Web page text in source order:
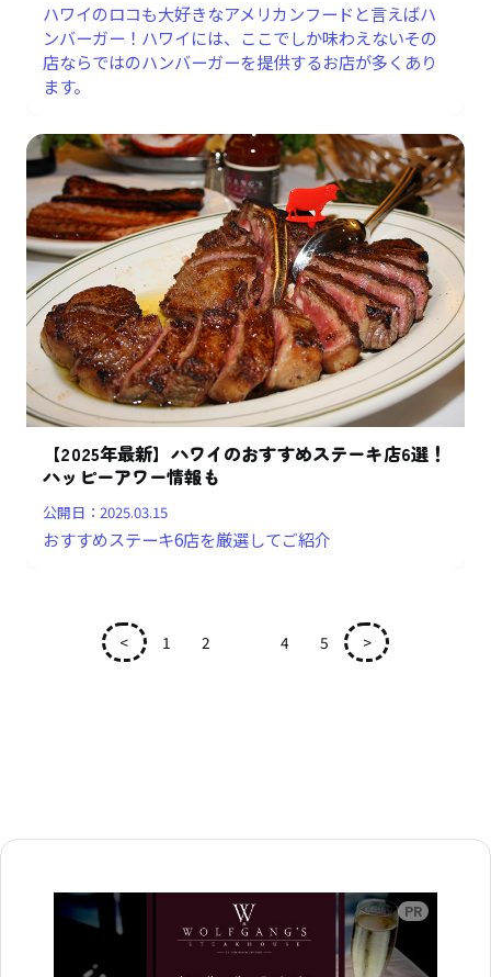
ハワイのロコも大好きなアメリカンフードと言えばハ
ンバーガー！ハワイには、ここでしか味わえないその
店ならではのハンバーガーを提供するお店が多くあり
ます。
【2025年最新】ハワイのおすすめステーキ店6選！
ハッピーアワー情報も
公開日：2025.03.15
おすすめステーキ6店を厳選してご紹介
< 1 2 4 5 >
広告